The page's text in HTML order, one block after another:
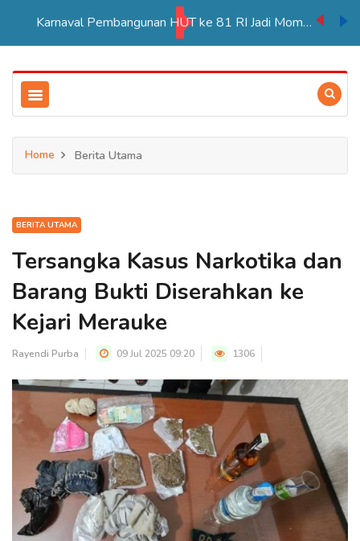
Karnaval Pembangunan HUT ke 81 RI Jadi Momentum Perkuat Persatuan di Merauke
Home Berita Utama
BERITA UTAMA
Tersangka Kasus Narkotika dan
Barang Bukti Diserahkan ke
Kejari Merauke
Rayendi Purba 09 Jul 2025 09:20 1306